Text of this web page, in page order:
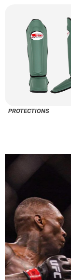
PROTECTIONS